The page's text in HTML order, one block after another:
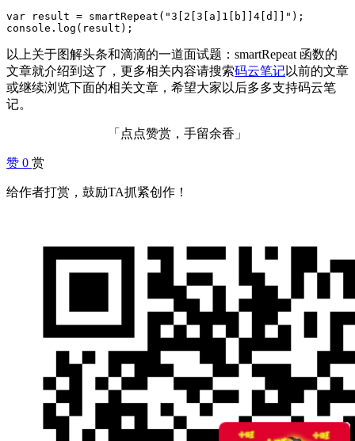
var result = smartRepeat("3[2[3[a]1[b]]4[d]]");
以上关于图解头条和滴滴的一道面试题：smartRepeat 函数的
文章就介绍到这了，更多相关内容请搜索码云笔记以前的文章
或继续浏览下面的相关文章，希望大家以后多多支持码云笔
记。
「点点赞赏，手留余香」
赞 0 赏
给作者打赏，鼓励TA抓紧创作！